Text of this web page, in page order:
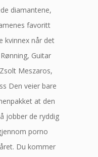
diamantene,
favoritt
kvinnex når det
Guitar
Meszaros,
Den veier bare
at den
jobber de ryddig
porno
Du kommer